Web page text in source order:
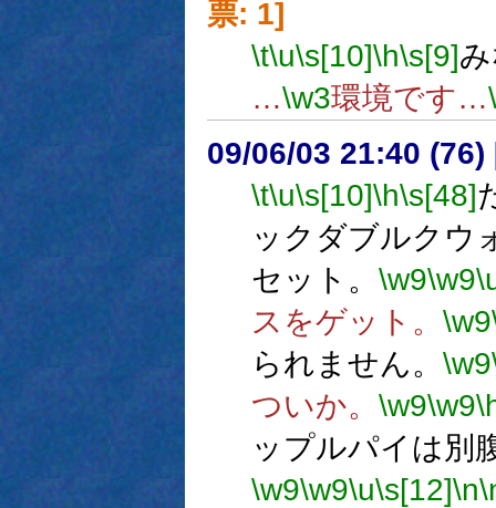
票: 1]
\t\u\s[10]\h\s[9]
…\w3環境です…
09/06/03 21:40 (76)
\t\u\s[10]\h\s[48]
ックダブルクウ
セット。 \w9\w9
スをゲット。 \w9
られません。 \w9
ついか。 \w9\w9
ップルパイは別
\w9\w9\u\s[12]\n